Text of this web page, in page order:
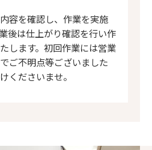
容を確認し、作業を実施
後は仕上がり確認を行い作
します。初回作業には営業
ご不明点等ございました
くださいませ。